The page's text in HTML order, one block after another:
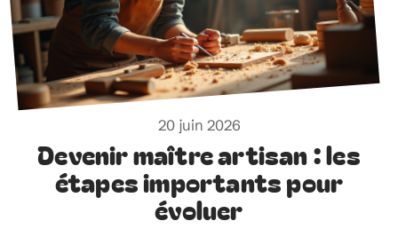
20 juin 2026
Devenir maître artisan : les
étapes importants pour
évoluer